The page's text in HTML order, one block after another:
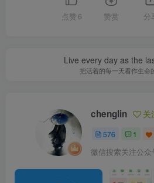
点赞 6 赞赏 分
Live every day as the
把活着的每一天看作生命
chenglin 关
576 1
微信搜索关注公众